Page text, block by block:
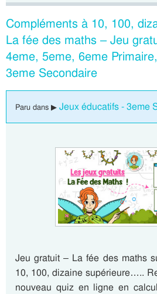
Compléments à 10, 100,
La fée des maths – Jeu
4eme, 5eme, 6eme
3eme Secondaire
Paru dans ▶ Jeux éducatifs - 3eme
Jeu gratuit – La fée des maths
10, 100, dizaine supérieure…..
nouveau quiz en ligne en